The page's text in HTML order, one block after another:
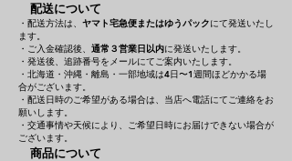
配送について
・配送方法は、 ヤマト宅急便またはゆうパックにて発送いたし
ます。
・ご入金確認後、 通常３営業日以内に発送いたします。
・発送後、追跡番号をメールにてご案内いたします。
・北海道・沖縄・離島・一部地域は4日〜1週間ほどかかる場
合がございます。
・配送日時のご希望がある場合は、当店へ電話にてご連絡をお
願いします。
・交通事情や天候により、ご希望日時にお届けできない場合が
ございます。
商品について